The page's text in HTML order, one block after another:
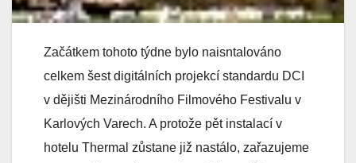
Začátkem tohoto týdne bylo naisntalováno
celkem šest digitálních projekcí standardu DCI
v dějišti Mezinárodního Filmového Festivalu v
Karlových Varech. A protože pět instalací v
hotelu Thermal zůstane již nastálo, zařazujeme